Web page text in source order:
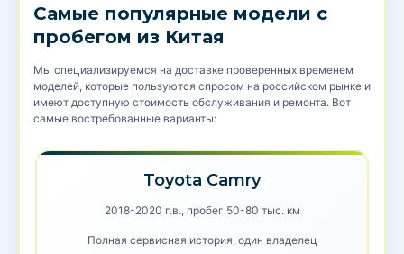
Самые популярные модели с
пробегом из Китая
Мы специализируемся на доставке проверенных временем
моделей, которые пользуются спросом на российском рынке и
имеют доступную стоимость обслуживания и ремонта. Вот
самые востребованные варианты:
Toyota Camry
2018-2020 г.в., пробег 50-80 тыс. км
Полная сервисная история, один владелец